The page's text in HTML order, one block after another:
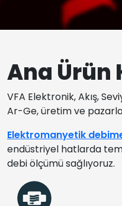
Ana Ürün
VFA Elektronik, Akış,
Ar-Ge, üretim ve
Elektromanyetik
endüstriyel hatlarda
debi ölçümü sağlıyoruz.